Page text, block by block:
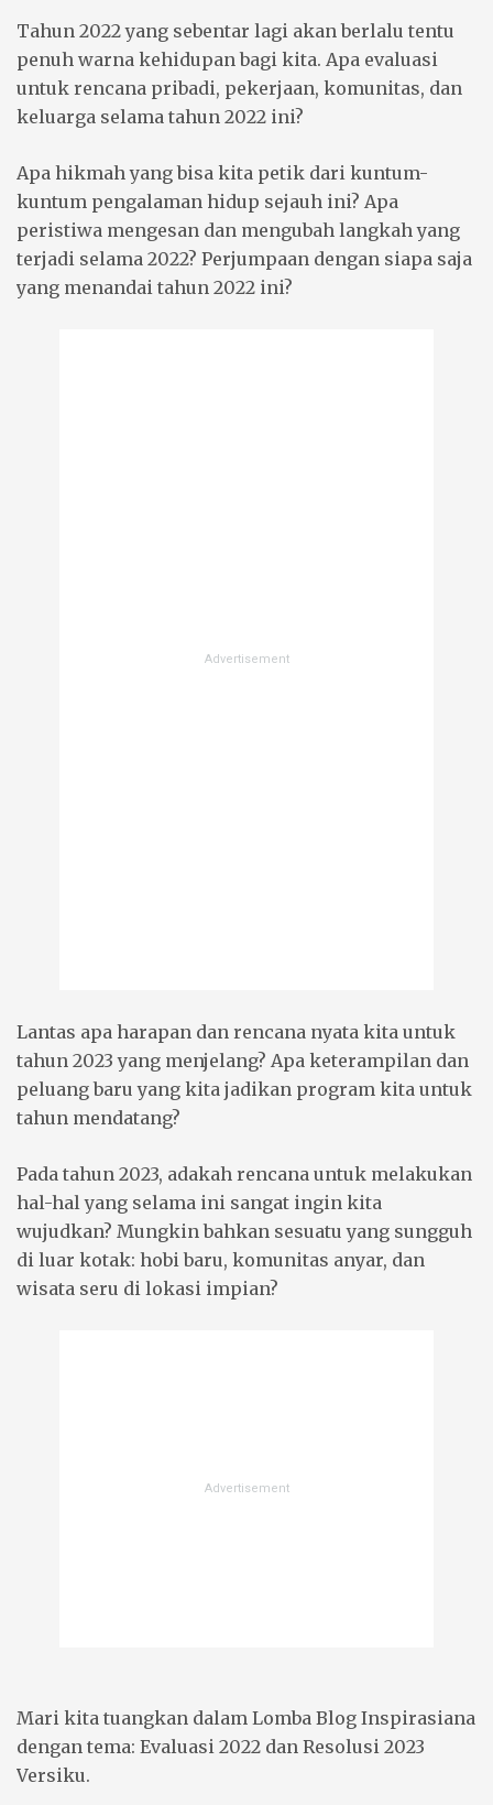
Tahun 2022 yang sebentar lagi akan berlalu tentu
penuh warna kehidupan bagi kita. Apa evaluasi
untuk rencana pribadi, pekerjaan, komunitas, dan
keluarga selama tahun 2022 ini?
Apa hikmah yang bisa kita petik dari kuntum-
kuntum pengalaman hidup sejauh ini? Apa
peristiwa mengesan dan mengubah langkah yang
terjadi selama 2022? Perjumpaan dengan siapa saja
yang menandai tahun 2022 ini?
Lantas apa harapan dan rencana nyata kita untuk
tahun 2023 yang menjelang? Apa keterampilan dan
peluang baru yang kita jadikan program kita untuk
tahun mendatang?
Pada tahun 2023, adakah rencana untuk melakukan
hal-hal yang selama ini sangat ingin kita
wujudkan? Mungkin bahkan sesuatu yang sungguh
di luar kotak: hobi baru, komunitas anyar, dan
wisata seru di lokasi impian?
Mari kita tuangkan dalam Lomba Blog Inspirasiana
dengan tema: Evaluasi 2022 dan Resolusi 2023
Versiku.